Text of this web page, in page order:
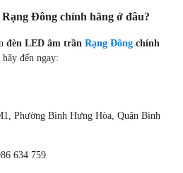
Đông chính hãng ở đâu?
đèn LED âm trần Rạng Đông chính
đến ngay:
Phường Bình Hưng Hòa, Quận Bình
634 759